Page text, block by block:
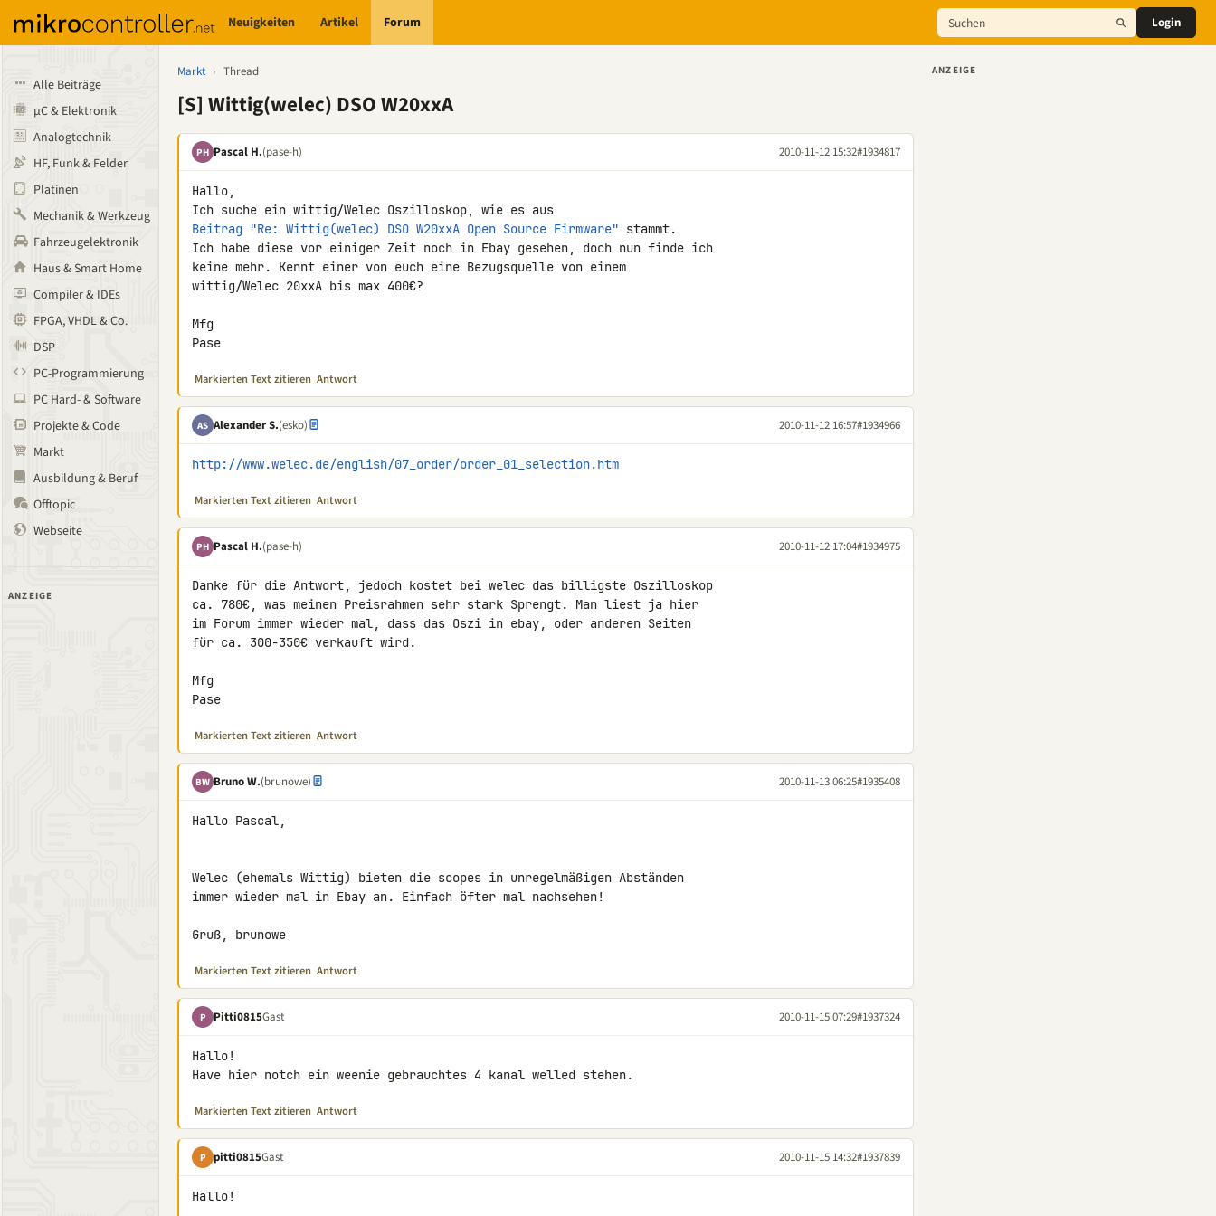
Neuigkeiten Artikel Forum Login
Alle Beiträge
µC & Elektronik
Analogtechnik
HF, Funk & Felder
Platinen
Mechanik & Werkzeug
Fahrzeugelektronik
Haus & Smart Home
Compiler & IDEs
FPGA, VHDL & Co.
DSP
PC-Programmierung
PC Hard- & Software
Projekte & Code
Markt
Ausbildung & Beruf
Offtopic
Webseite
ANZEIGE
Markt › Thread
[S] Wittig(welec) DSO W20xxA
PH Pascal H.(pase-h) 2010-11-12 15:32#1934817
Hallo,
Beitrag "Re: Wittig(welec) DSO W20xxA Open Source Firmware" stammt.
Ich habe diese vor einiger Zeit noch in Ebay gesehen, doch nun finde ich
keine mehr. Kennt einer von euch eine Bezugsquelle von einem
wittig/Welec 20xxA bis max 400€?
Mfg
Pase
Markierten Text zitieren Antwort
AS Alexander S.(esko) 2010-11-12 16:57#1934966
http://www.welec.de/english/07_order/order_01_selection.htm
Markierten Text zitieren Antwort
PH Pascal H.(pase-h) 2010-11-12 17:04#1934975
Danke für die Antwort, jedoch kostet bei welec das billigste Oszilloskop
ca. 780€, was meinen Preisrahmen sehr stark Sprengt. Man liest ja hier
im Forum immer wieder mal, dass das Oszi in ebay, oder anderen Seiten
für ca. 300-350€ verkauft wird.
Mfg
Pase
Markierten Text zitieren Antwort
BW Bruno W.(brunowe) 2010-11-13 06:25#1935408
Hallo Pascal,
Welec (ehemals Wittig) bieten die scopes in unregelmäßigen Abständen
immer wieder mal in Ebay an. Einfach öfter mal nachsehen!
Gruß, brunowe
Markierten Text zitieren Antwort
P Pitti0815Gast 2010-11-15 07:29#1937324
Hallo!
Have hier notch ein weenie gebrauchtes 4 kanal welled stehen.
Markierten Text zitieren Antwort
P pitti0815Gast 2010-11-15 14:32#1937839
Hallo!
ANZEIGE